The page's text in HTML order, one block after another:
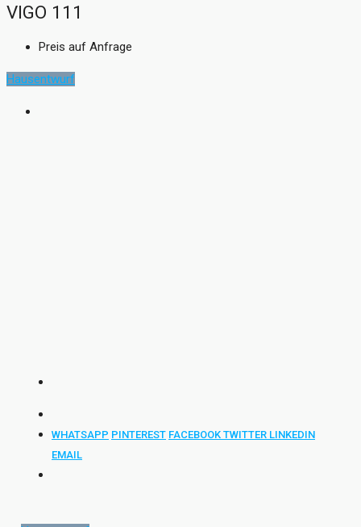
VIGO 111
Preis auf Anfrage
Hausentwurf
WHATSAPP PINTEREST FACEBOOK TWITTER LINKEDIN
EMAIL